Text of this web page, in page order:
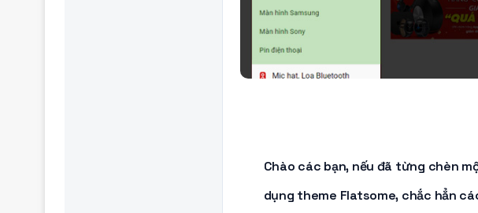
Chào các bạn, nếu đã từng chèn
dụng theme Flatsome, chắc hẳn